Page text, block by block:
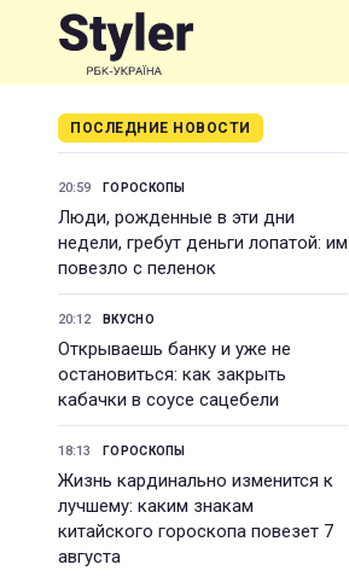
ПОСЛЕДНИЕ НОВОСТИ
20:59 ГОРОСКОПЫ
Люди, рожденные в эти дни
недели, гребут деньги лопатой: им
повезло с пеленок
20:12 ВКУСНО
Открываешь банку и уже не
остановиться: как закрыть
кабачки в соусе сацебели
18:13 ГОРОСКОПЫ
Жизнь кардинально изменится к
лучшему: каким знакам
китайского гороскопа повезет 7
августа